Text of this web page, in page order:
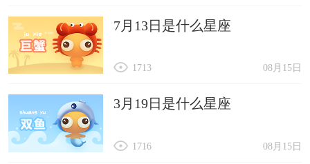
7月13日是什么星座
08月15日
1713
3月19日是什么星座
08月15日
1716